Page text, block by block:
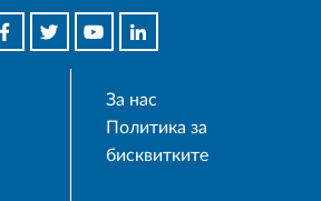
За нас
Политика за
бисквитките